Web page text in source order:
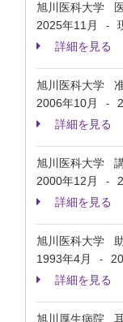
旭川医科大学
2025年11月
-
詳細を見る
旭川医科大学
2006年10月
-
詳細を見る
旭川医科大学
2000年12月
-
詳細を見る
旭川医科大学
1993年4月
-
詳細を見る
旭川厚生病院